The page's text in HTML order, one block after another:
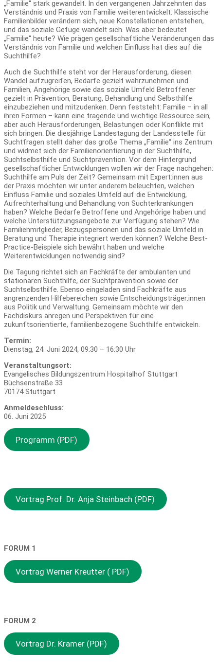
„Familie“ stark gewandelt. In den vergangenen Jahrzehnten das
Verständnis und Praxis von Familie weiterentwickelt: Klassische
Familienbilder verändern sich, neue Konstellationen entstehen,
und das soziale Gefüge wandelt sich. Was aber bedeutet
„Familie“ heute? Wie prägen gesellschaftliche Veränderungen das
Verständnis von Familie und welchen Einfluss hat dies auf die
Suchthilfe?
Auch die Suchthilfe steht vor der Herausforderung, diesen
Wandel aufzugreifen, Bedarfe gezielt wahrzunehmen und
Familien, Angehörige sowie das soziale Umfeld Betroffener
gezielt in Prävention, Beratung, Behandlung und Selbsthilfe
einzubeziehen und mitzudenken. Denn feststeht: Familie – in all
ihren Formen – kann eine tragende und wichtige Ressource sein,
aber auch Herausforderungen, Belastungen oder Konflikte mit
sich bringen. Die diesjährige Landestagung der Landesstelle für
Suchtfragen stellt daher das große Thema „Familie“ ins Zentrum
und widmet sich der Familienorientierung in der Suchthilfe,
Suchtselbsthilfe und Suchtprävention. Vor dem Hintergrund
gesellschaftlicher Entwicklungen wollen wir der Frage nachgehen:
Suchthilfe am Puls der Zeit? Gemeinsam mit Expert:innen aus
der Praxis möchten wir unter anderem beleuchten, welchen
Einfluss Familie und soziales Umfeld auf die Entwicklung,
Aufrechterhaltung und Behandlung von Suchterkrankungen
haben? Welche Bedarfe Betroffene und Angehörige haben und
welche Unterstützungsangebote zur Verfügung stehen? Wie
Familienmitglieder, Bezugspersonen und das soziale Umfeld in
Beratung und Therapie integriert werden können? Welche Best-
Practice-Beispiele sich bewährt haben und welche
Weiterentwicklungen notwendig sind?
Die Tagung richtet sich an Fachkräfte der ambulanten und
stationären Suchthilfe, der Suchtprävention sowie der
Suchtselbsthilfe. Ebenso eingeladen sind Fachkräfte aus
angrenzenden Hilfebereichen sowie Entscheidungsträger:innen
aus Politik und Verwaltung. Gemeinsam möchte wir den
Fachdiskurs anregen und Perspektiven für eine
zukunftsorientierte, familienbezogene Suchthilfe entwickeln.
Termin:
Dienstag, 24. Juni 2024, 09:30 – 16:30 Uhr
Veranstaltungsort:
Evangelisches Bildungszentrum Hospitalhof Stuttgart
Büchsenstraße 33
70174 Stuttgart
Anmeldeschluss:
06. Juni 2025
Programm (PDF)
Vortrag Prof. Dr. Anja Steinbach (PDF)
FORUM 1
Vortrag Werner Kreutter ( PDF)
FORUM 2
Vortrag Dr. Kramer (PDF)